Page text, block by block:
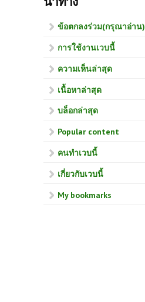
ข้อตกลงร่วม(กรุณาอ่าน)
การใช้งานเวบนี้
ความเห็นล่าสุด
เนื้อหาล่าสุด
บล็อกล่าสุด
Popular content
คนทำเวบนี้
เกี่ยวกับเวบนี้
My bookmarks